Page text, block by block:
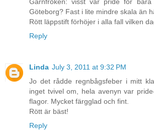
Garnfröken: visst var pride för
Göteborg? Fast i lite mindre skala än
Rött läppstift förhöjer i alla fall vilken
Reply
Linda July 3, 2011 at 9:32 PM
Jo det rådde regnbågsfeber i mitt
inget tvivel om, hela avenyn var
flagor. Mycket färgglad och fint.
Rött är bäst!
Reply